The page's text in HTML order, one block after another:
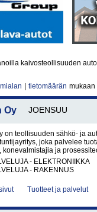
kaivosteollisuuden
tietomäärän mukaan
Oy JOENSUU
on teollisuuden sähkö- ja
joka palvelee
konevalmistajia ja
- ELEKTRONIIKKA
- RAKENNUS
Tuotteet ja palvelut